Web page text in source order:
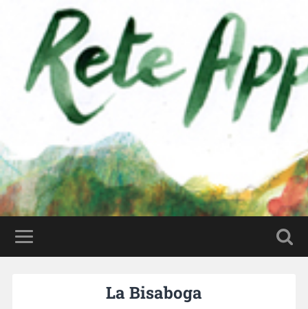
⠀
La Bisaboga